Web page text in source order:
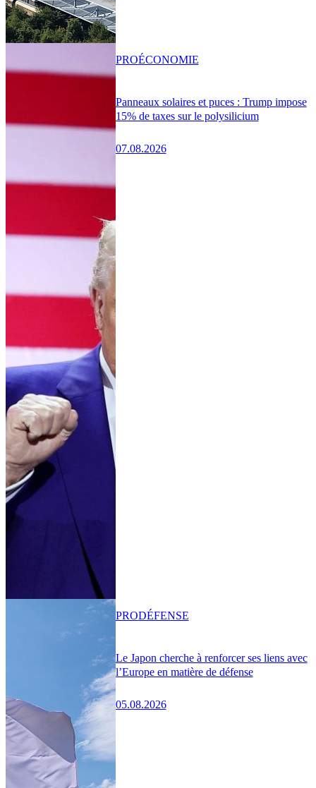
Panneaux solaires et puces : Trump impose
15% de taxes sur le polysilicium
07.08.2026
PROÉCONOMIE
Le Japon cherche à renforcer ses liens avec
l’Europe en matière de défense
05.08.2026
PRODÉFENSE